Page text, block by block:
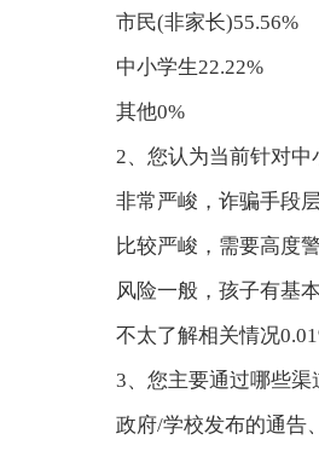
市民(非家长)55.56%
中小学生22.22%
其他0%
2、您认为当前针对
非常严峻，诈骗手段
比较严峻，需要高度
风险一般，孩子有基
不太了解相关情况
3、您主要通过哪些
政府/学校发布的通告